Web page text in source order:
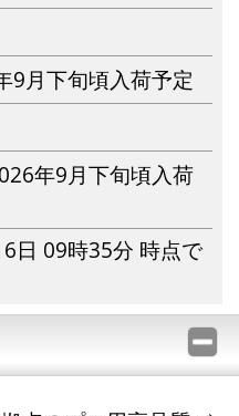
9月下旬頃入荷予定
年9月下旬頃入荷
日 09時35分 時点で